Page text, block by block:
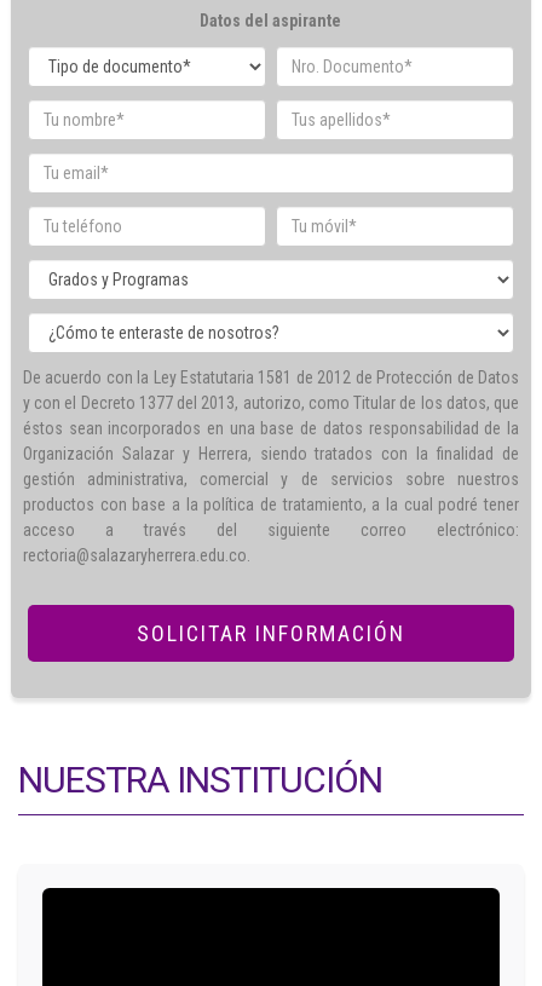
Datos del aspirante
De acuerdo con la Ley Estatutaria 1581 de 2012 de Protección de Datos
y con el Decreto 1377 del 2013, autorizo, como Titular de los datos, que
éstos sean incorporados en una base de datos responsabilidad de la
Organización Salazar y Herrera, siendo tratados con la finalidad de
gestión administrativa, comercial y de servicios sobre nuestros
productos con base a la política de tratamiento, a la cual podré tener
acceso a través del siguiente correo electrónico:
rectoria@salazaryherrera.edu.co.
NUESTRA INSTITUCIÓN